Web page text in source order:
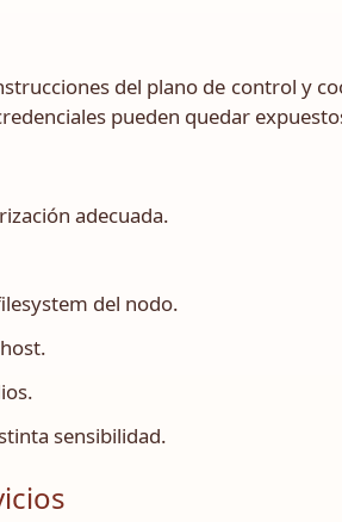
del plano de control y
pueden quedar
adecuada.
del nodo.
sensibilidad.